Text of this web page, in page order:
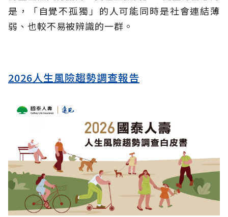
是，「自覺不孤獨」的人可能同時是社會連結薄
弱、也較不易被辨識的一群。
2026人生風險趨勢調查報告